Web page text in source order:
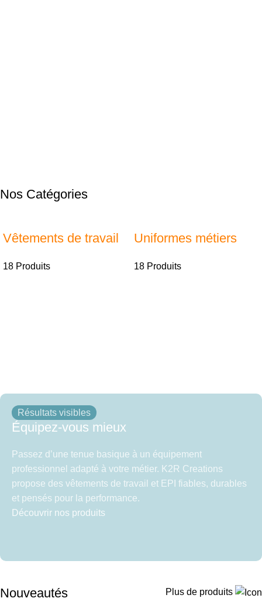
Nos Catégories
Vêtements de travail
18 Produits
Uniformes métiers
18 Produits
Résultats visibles
Équipez-vous mieux
Passez d’une tenue basique à un équipement
professionnel adapté à votre métier. K2R Creations
propose des vêtements de travail et EPI fiables, durables
et pensés pour la performance.
Découvrir nos produits
Nouveautés Plus de produits